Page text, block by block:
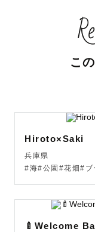
だきたいと思って
そこで、事前にご
ださい☺️
ゲスト様一組一組
がけております。
🌿いっさってどん
こ
Hiroto×Saki
兵庫県
#海#公園#花畑#ブ
🍼Welcome